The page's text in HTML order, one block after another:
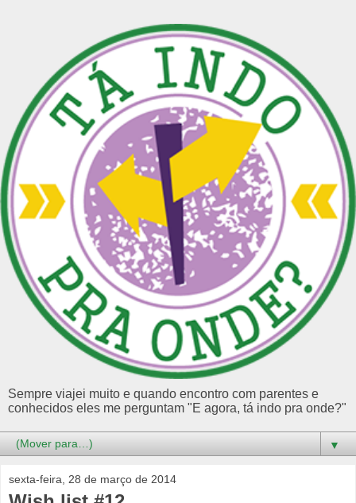
Sempre viajei muito e quando encontro com parentes e
conhecidos eles me perguntam "E agora, tá indo pra onde?"
▼
sexta-feira, 28 de março de 2014